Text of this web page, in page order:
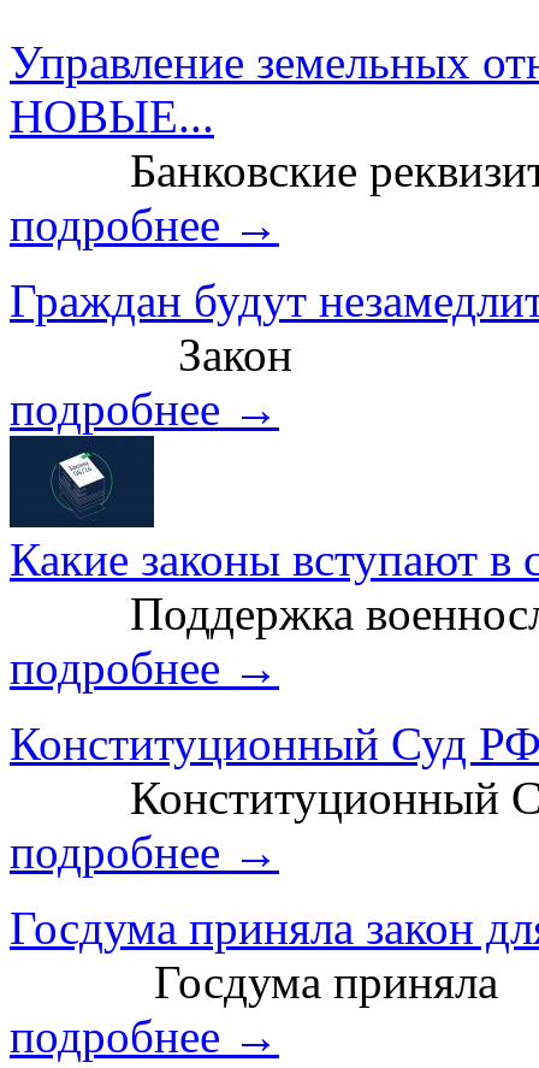
Управление земельных
НОВЫЕ...
Банковские
подробнее →
Граждан будут
Закон
подробнее →
Какие законы вступают в
Поддержка
подробнее →
Конституционный Суд РФ
Конституционный
подробнее →
Госдума приняла закон
Госдума приняла
подробнее →